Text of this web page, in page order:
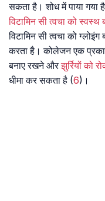
सकता है। शोध में पाया गया
विटामिन सी त्वचा को स्वस्थ
विटामिन सी त्वचा को
करता है। कोलेजन एक
बनाए रखने औरझुर्रियों को
धीमा कर सकता है (6)।